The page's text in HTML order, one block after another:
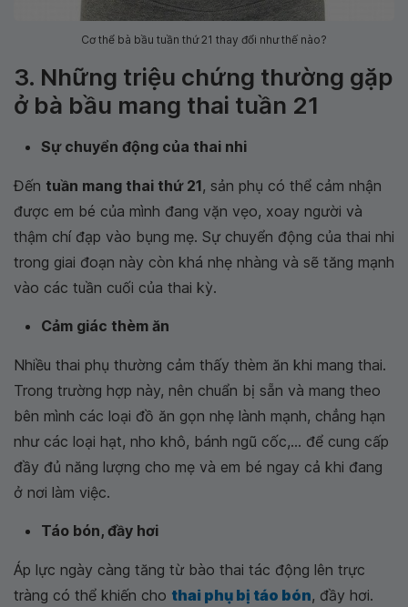
Cơ thể bà bầu tuần thứ 21 thay đổi như thế nào?
3. Những triệu chứng thường gặp
ở bà bầu mang thai tuần 21
Sự chuyển động của thai nhi
Đến tuần mang thai thứ 21, sản phụ có thể cảm nhận
được em bé của mình đang vặn vẹo, xoay người và
thậm chí đạp vào bụng mẹ. Sự chuyển động của thai nhi
trong giai đoạn này còn khá nhẹ nhàng và sẽ tăng mạnh
vào các tuần cuối của thai kỳ.
Cảm giác thèm ăn
Nhiều thai phụ thường cảm thấy thèm ăn khi mang thai.
Trong trường hợp này, nên chuẩn bị sẵn và mang theo
bên mình các loại đồ ăn gọn nhẹ lành mạnh, chẳng hạn
như các loại hạt, nho khô, bánh ngũ cốc,... để cung cấp
đầy đủ năng lượng cho mẹ và em bé ngay cả khi đang
ở nơi làm việc.
Táo bón, đầy hơi
Áp lực ngày càng tăng từ bào thai tác động lên trực
tràng có thể khiến cho thai phụ bị táo bón, đầy hơi.